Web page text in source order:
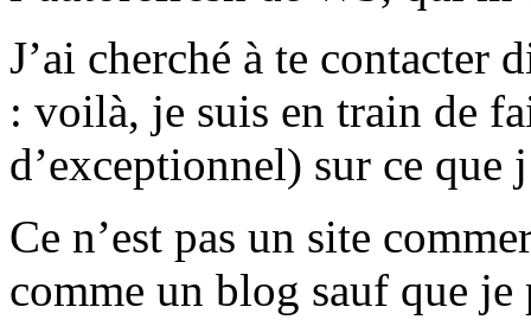
J’ai cherché à te contacter
: voilà, je suis en train de
d’exceptionnel) sur ce
Ce n’est pas un site
comme un blog sauf que je